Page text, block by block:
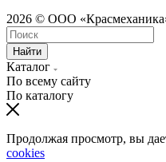
2026 © ООО
Найти
Каталог
По всему сайту
По каталогу
Продолжая просмотр, вы
cookies